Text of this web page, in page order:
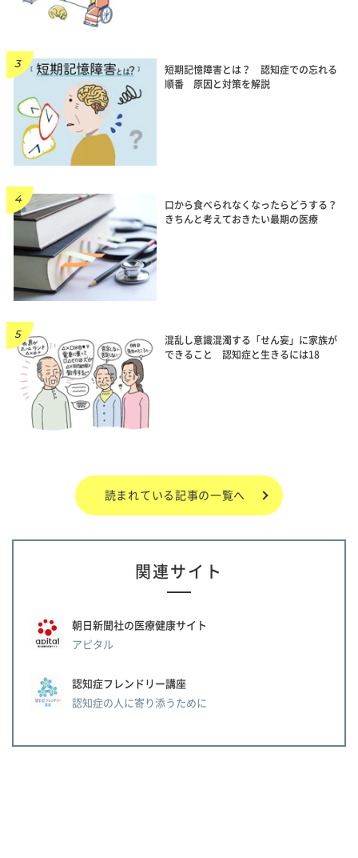
短期記憶障害とは？ 認知症での忘れる
順番 原因と対策を解説
口から食べられなくなったらどうする？
きちんと考えておきたい最期の医療
混乱し意識混濁する「せん妄」に家族が
できること 認知症と生きるには18
読まれている記事の一覧へ
関連サイト
朝日新聞社の医療健康サイト
アピタル
認知症フレンドリー講座
認知症の人に寄り添うために